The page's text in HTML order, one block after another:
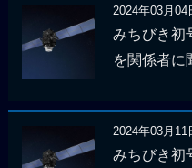
2024年03月04
みちびき初
を関係者に
2024年03月11
みちびき初